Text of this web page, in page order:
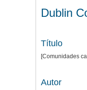
Dublin
Título
[Comunidades
Autor